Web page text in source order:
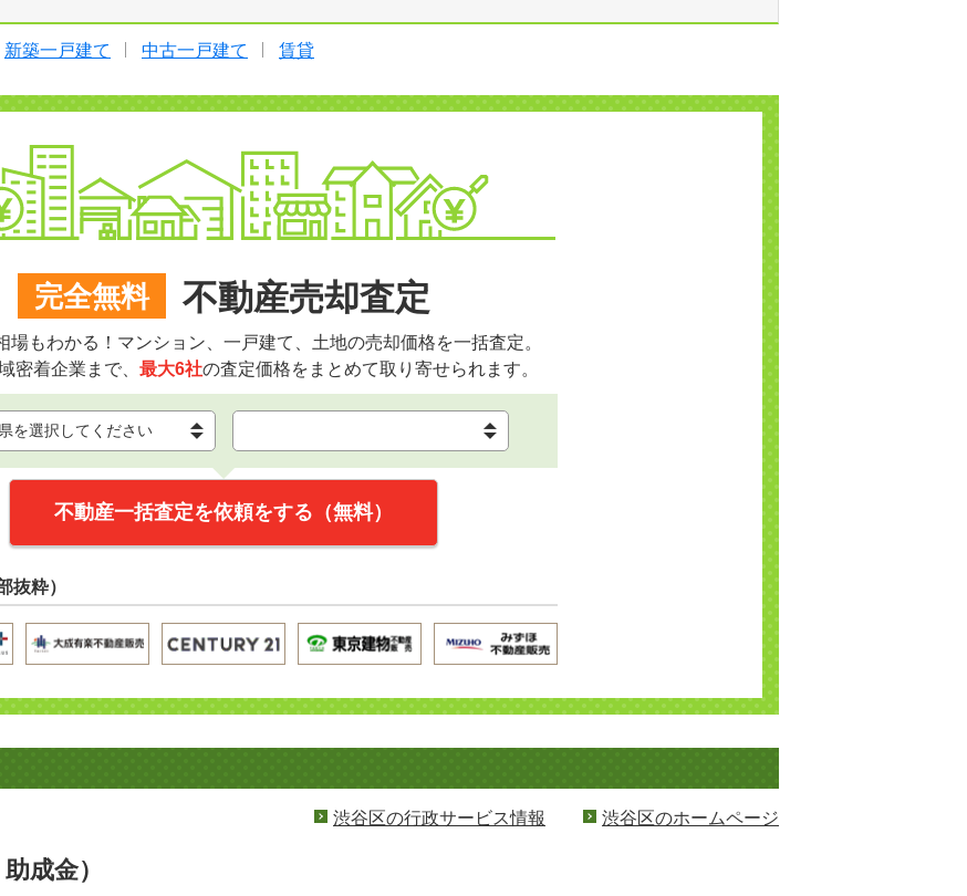
新築一戸建て 中古一戸建て 賃貸
完全無料 不動産売却査定
場もわかる！マンション、一戸建て、土地の売却価格を一括査定。
密着企業まで、 最大6社の査定価格をまとめて取り寄せられます。
不動産一括査定を依頼をする（無料）
抜粋）
渋谷区の行政サービス情報 渋谷区のホームページ
成金）